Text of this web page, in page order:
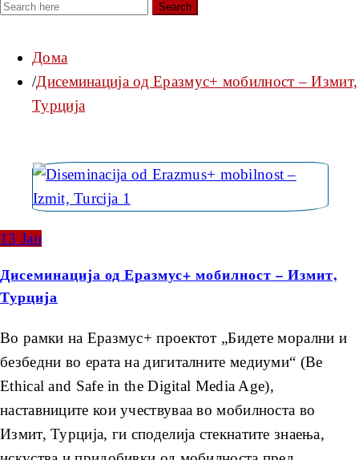
Search
Дома
Дисеминација од Еразмус+ мобилност – Измит,
Турција
13 Јан
Дисеминација од Еразмус+ мобилност – Измит,
Турција
Во рамки на Еразмус+ проектот „Бидете морални и
безбедни во ерата на дигиталните медиуми“ (Be
Ethical and Safe in the Digital Media Age),
наставниците кои учествуваа во мобилноста во
Измит, Турција, ги споделија стекнатите знаења,